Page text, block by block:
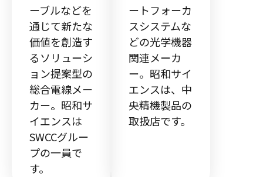
ーブルなどを
通じて新たな
価値を創造す
るソリューシ
ョン提案型の
総合電線メー
カー。昭和サ
イエンスは
SWCCグルー
プの一員で
す。
ートフォーカ
スシステムな
どの光学機器
関連メーカ
ー。昭和サイ
エンスは、中
央精機製品の
取扱店です。